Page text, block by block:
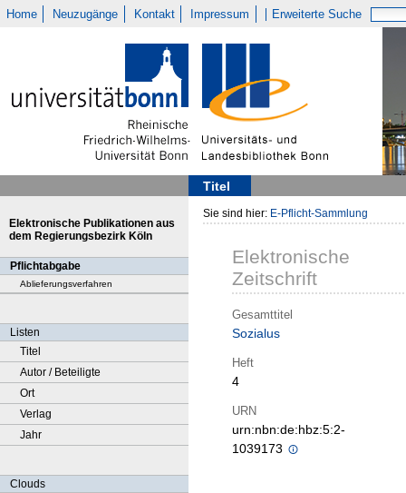
Home Neuzugänge Kontakt Impressum Erweiterte Suche
Titel
Elektronische Publikationen aus
dem Regierungsbezirk Köln
Pflichtabgabe
Ablieferungsverfahren
Listen
Titel
Autor / Beteiligte
Ort
Verlag
Jahr
Clouds
Sie sind hier: E-Pflicht-Sammlung
Elektronische
Zeitschrift
Gesamttitel
Sozialus
Heft
4
URN
urn:nbn:de:hbz:5:2-
1039173